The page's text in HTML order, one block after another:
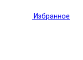
Избранное